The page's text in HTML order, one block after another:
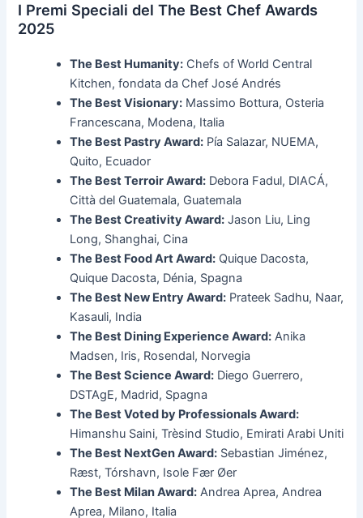
I Premi Speciali del The Best Chef Awards
2025
The Best Humanity: Chefs of World Central
Kitchen, fondata da Chef José Andrés
The Best Visionary: Massimo Bottura, Osteria
Francescana, Modena, Italia
The Best Pastry Award: Pía Salazar, NUEMA,
Quito, Ecuador
The Best Terroir Award: Debora Fadul, DIACÁ,
Città del Guatemala, Guatemala
The Best Creativity Award: Jason Liu, Ling
Long, Shanghai, Cina
The Best Food Art Award: Quique Dacosta,
Quique Dacosta, Dénia, Spagna
The Best New Entry Award: Prateek Sadhu, Naar,
Kasauli, India
The Best Dining Experience Award: Anika
Madsen, Iris, Rosendal, Norvegia
The Best Science Award: Diego Guerrero,
DSTAgE, Madrid, Spagna
The Best Voted by Professionals Award:
Himanshu Saini, Trèsind Studio, Emirati Arabi Uniti
The Best NextGen Award: Sebastian Jiménez,
Ræst, Tórshavn, Isole Fær Øer
The Best Milan Award: Andrea Aprea, Andrea
Aprea, Milano, Italia